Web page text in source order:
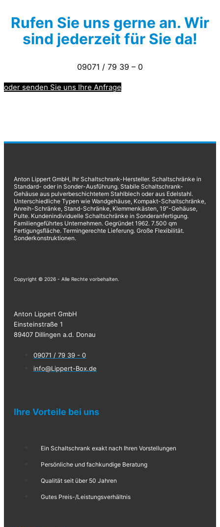
Rufen Sie uns gerne an. Wir
sind jederzeit für Sie da!
09071 / 79 39 – 0
oder senden Sie uns Ihre Anfrage
Anton Lippert GmbH, Ihr Schaltschrank-Hersteller. Schaltschränke in
Standard- oder in Sonder-Ausführung. Stabile Schaltschrank-
Gehäuse aus pulverbeschichtetem Stahlblech oder aus Edelstahl.
Unterschiedliche Typen wie Wandgehäuse, Kompakt-Schaltschränke,
Anreih-Schränke, Stand-Schränke, Klemmenkästen, 19″-Gehäuse,
Pulte. Kundenindividuelle Schaltschränke in Sonderanfertigung.
Familiengeführtes Unternehmen. Gegründet 1962. 7.500 qm
Fertigungsfläche. Termingerechte Lieferung. Große Flexibilität.
Sonderkonstruktionen.
Copyright © 2026 - Alle Rechte vorbehalten.
Anton Lippert GmbH
Einsteinstraße 1
89407 Dillingen a.d. Donau
09071 / 79 39 - 0
info@Lippert-Box.de
Ihre Vorteile bei uns
Ein Schaltschrank exakt nach Ihren Vorstellungen
Persönliche und fachkundige Beratung
Qualität seit über 50 Jahren
Gutes Preis-/Leistungsverhältnis